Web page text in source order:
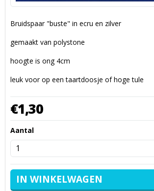
Bruidspaar "buste" in ecru en zilver
gemaakt van polystone
hoogte is ong 4cm
leuk voor op een taartdoosje of hoge tule
€1,30
Aantal